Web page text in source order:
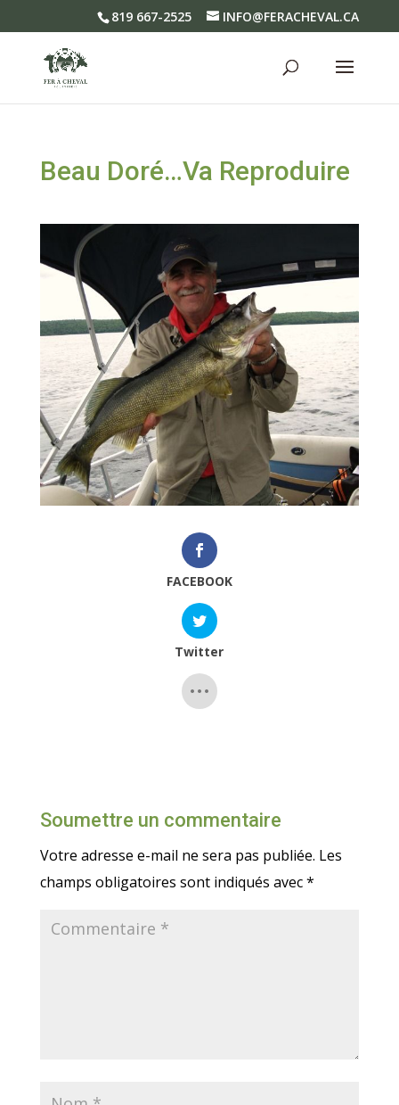
819 667-2525 INFO@FERACHEVAL.CA
Beau Doré…Va Reproduire
FACEBOOK
Twitter
Soumettre un commentaire
Votre adresse e-mail ne sera pas publiée. Les
champs obligatoires sont indiqués avec*